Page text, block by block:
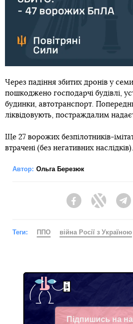
Через падіння збитих дронів у
пошкоджено господарчі будівлі,
будинки, автотранспорт.
ліквідовують, постраждалим
Ще 27 ворожих безпілотників-
втрачені (без негативних наслідків).
Автор: Ольга Березюк
FacebookTwitter
Теги: ППО війна Росії з Україною
Підпишись на